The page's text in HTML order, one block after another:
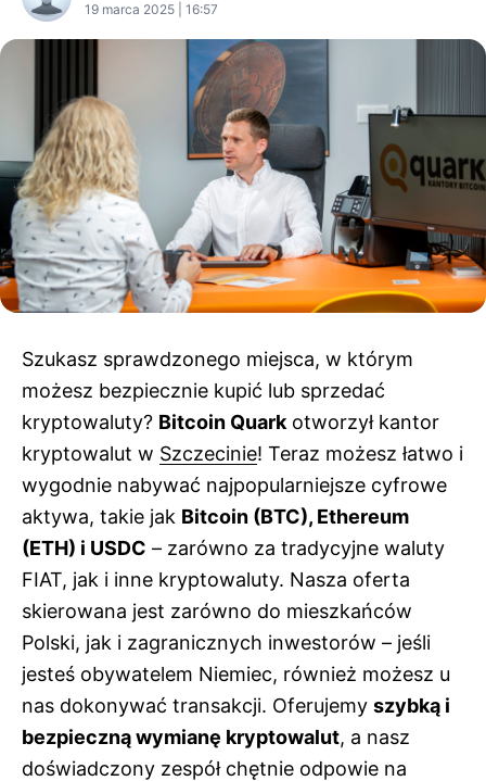
19 marca 2025 | 16:57
Szukasz sprawdzonego miejsca, w którym
możesz bezpiecznie kupić lub sprzedać
kryptowaluty? Bitcoin Quark otworzył kantor
kryptowalut w Szczecinie! Teraz możesz łatwo i
wygodnie nabywać najpopularniejsze cyfrowe
aktywa, takie jak Bitcoin (BTC), Ethereum
(ETH) i USDC – zarówno za tradycyjne waluty
FIAT, jak i inne kryptowaluty. Nasza oferta
skierowana jest zarówno do mieszkańców
Polski, jak i zagranicznych inwestorów – jeśli
jesteś obywatelem Niemiec, również możesz u
nas dokonywać transakcji. Oferujemy szybką i
bezpieczną wymianę kryptowalut, a nasz
doświadczony zespół chętnie odpowie na